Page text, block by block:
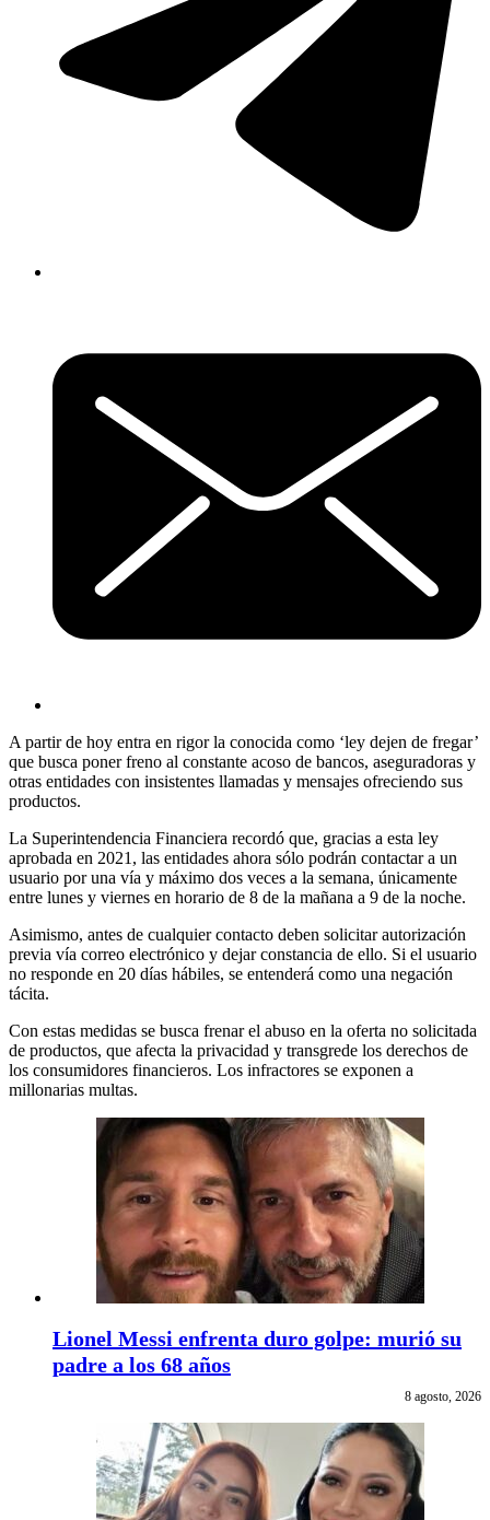
A partir de hoy entra en rigor la conocida como ‘ley dejen de fregar’
que busca poner freno al constante acoso de bancos, aseguradoras y
otras entidades con insistentes llamadas y mensajes ofreciendo sus
productos.
La Superintendencia Financiera recordó que, gracias a esta ley
aprobada en 2021, las entidades ahora sólo podrán contactar a un
usuario por una vía y máximo dos veces a la semana, únicamente
entre lunes y viernes en horario de 8 de la mañana a 9 de la noche.
Asimismo, antes de cualquier contacto deben solicitar autorización
previa vía correo electrónico y dejar constancia de ello. Si el usuario
no responde en 20 días hábiles, se entenderá como una negación
tácita.
Con estas medidas se busca frenar el abuso en la oferta no solicitada
de productos, que afecta la privacidad y transgrede los derechos de
los consumidores financieros. Los infractores se exponen a
millonarias multas.
Lionel Messi enfrenta duro golpe: murió su
padre a los 68 años
8 agosto, 2026